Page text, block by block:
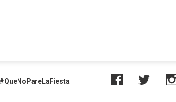
#QueNoPareLaFiesta